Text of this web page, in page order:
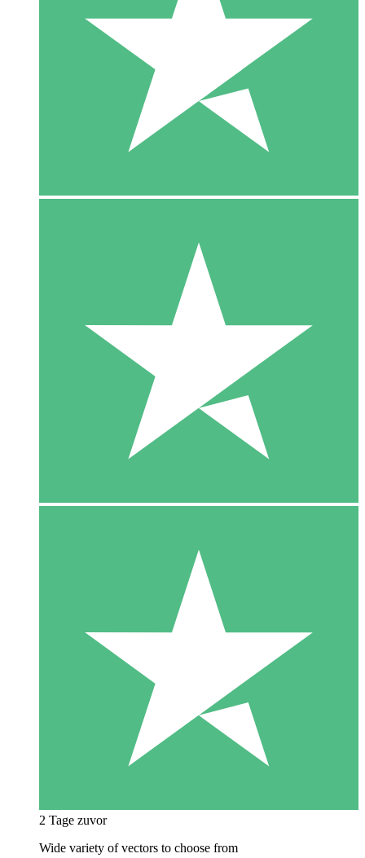
2 Tage zuvor
Wide variety of vectors to choose from